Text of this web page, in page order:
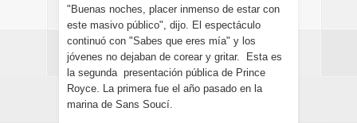
"Buenas noches, placer inmenso de estar con
este masivo público", dijo. El espectáculo
continuó con "Sabes que eres mía" y los
jóvenes no dejaban de corear y gritar. Esta es
la segunda presentación pública de Prince
Royce. La primera fue el año pasado en la
marina de Sans Soucí.